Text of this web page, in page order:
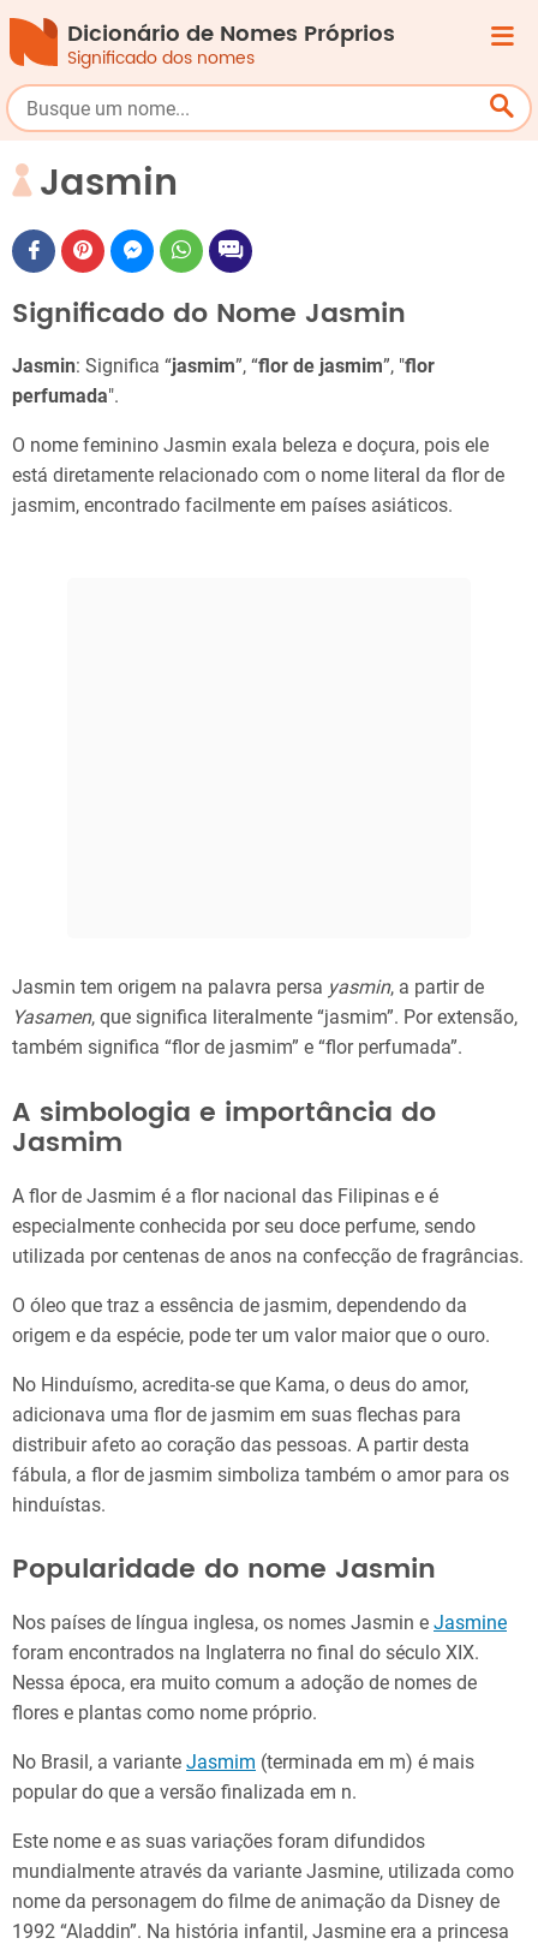
Dicionário de Nomes Próprios
Significado dos nomes
Jasmin
Significado do Nome Jasmin
Jasmin: Significa “jasmim”, “flor de jasmim”, "flor
perfumada".
O nome feminino Jasmin exala beleza e doçura, pois ele
está diretamente relacionado com o nome literal da flor de
jasmim, encontrado facilmente em países asiáticos.
Jasmin tem origem na palavra persa yasmin, a partir de
Yasamen, que significa literalmente “jasmim”. Por extensão,
também significa “flor de jasmim” e “flor perfumada”.
A simbologia e importância do
Jasmim
A flor de Jasmim é a flor nacional das Filipinas e é
especialmente conhecida por seu doce perfume, sendo
utilizada por centenas de anos na confecção de fragrâncias.
O óleo que traz a essência de jasmim, dependendo da
origem e da espécie, pode ter um valor maior que o ouro.
No Hinduísmo, acredita-se que Kama, o deus do amor,
adicionava uma flor de jasmim em suas flechas para
distribuir afeto ao coração das pessoas. A partir desta
fábula, a flor de jasmim simboliza também o amor para os
hinduístas.
Popularidade do nome Jasmin
Nos países de língua inglesa, os nomes Jasmin e Jasmine
foram encontrados na Inglaterra no final do século XIX.
Nessa época, era muito comum a adoção de nomes de
flores e plantas como nome próprio.
No Brasil, a variante Jasmim (terminada em m) é mais
popular do que a versão finalizada em n.
Este nome e as suas variações foram difundidos
mundialmente através da variante Jasmine, utilizada como
nome da personagem do filme de animação da Disney de
1992 “Aladdin”. Na história infantil, Jasmine era a princesa